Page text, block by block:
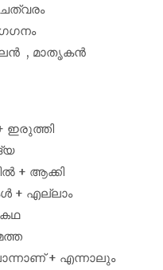
ചത്വരം
, മാതൃകൻ
+ ഇരുത്തി
+ ആക്കി
+ എല്ലാം
കഥ
+ എന്നാലും